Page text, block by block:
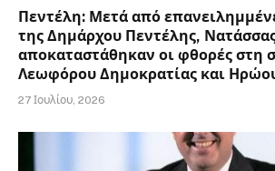
Πεντέλη: Μετά από
της Δημάρχου Πεντέλης,
αποκαταστάθηκαν οι φθορές στη
Λεωφόρου Δημοκρατίας και
27 Ιουλίου, 2026